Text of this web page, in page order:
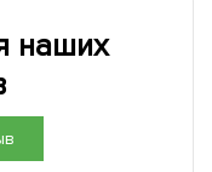
наших